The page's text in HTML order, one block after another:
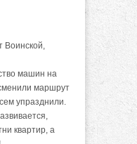
Воинской,
машин на
маршрут
упразднили.
квартир, а